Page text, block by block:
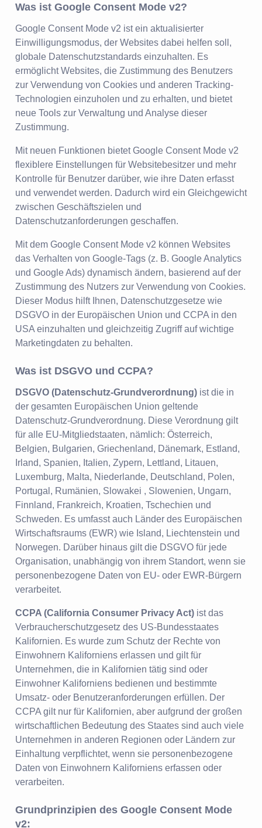
Was ist Google Consent Mode v2?
Google Consent Mode v2 ist ein aktualisierter
Einwilligungsmodus, der Websites dabei helfen soll,
globale Datenschutzstandards einzuhalten. Es
ermöglicht Websites, die Zustimmung des Benutzers
zur Verwendung von Cookies und anderen Tracking-
Technologien einzuholen und zu erhalten, und bietet
neue Tools zur Verwaltung und Analyse dieser
Zustimmung.
Mit neuen Funktionen bietet Google Consent Mode v2
flexiblere Einstellungen für Websitebesitzer und mehr
Kontrolle für Benutzer darüber, wie ihre Daten erfasst
und verwendet werden. Dadurch wird ein Gleichgewicht
zwischen Geschäftszielen und
Datenschutzanforderungen geschaffen.
Mit dem Google Consent Mode v2 können Websites
das Verhalten von Google-Tags (z. B. Google Analytics
und Google Ads) dynamisch ändern, basierend auf der
Zustimmung des Nutzers zur Verwendung von Cookies.
Dieser Modus hilft Ihnen, Datenschutzgesetze wie
DSGVO in der Europäischen Union und CCPA in den
USA einzuhalten und gleichzeitig Zugriff auf wichtige
Marketingdaten zu behalten.
Was ist DSGVO und CCPA?
DSGVO (Datenschutz-Grundverordnung) ist die in
der gesamten Europäischen Union geltende
Datenschutz-Grundverordnung. Diese Verordnung gilt
für alle EU-Mitgliedstaaten, nämlich: Österreich,
Belgien, Bulgarien, Griechenland, Dänemark, Estland,
Irland, Spanien, Italien, Zypern, Lettland, Litauen,
Luxemburg, Malta, Niederlande, Deutschland, Polen,
Portugal, Rumänien, Slowakei , Slowenien, Ungarn,
Finnland, Frankreich, Kroatien, Tschechien und
Schweden. Es umfasst auch Länder des Europäischen
Wirtschaftsraums (EWR) wie Island, Liechtenstein und
Norwegen. Darüber hinaus gilt die DSGVO für jede
Organisation, unabhängig von ihrem Standort, wenn sie
personenbezogene Daten von EU- oder EWR-Bürgern
verarbeitet.
CCPA (California Consumer Privacy Act) ist das
Verbraucherschutzgesetz des US-Bundesstaates
Kalifornien. Es wurde zum Schutz der Rechte von
Einwohnern Kaliforniens erlassen und gilt für
Unternehmen, die in Kalifornien tätig sind oder
Einwohner Kaliforniens bedienen und bestimmte
Umsatz- oder Benutzeranforderungen erfüllen. Der
CCPA gilt nur für Kalifornien, aber aufgrund der großen
wirtschaftlichen Bedeutung des Staates sind auch viele
Unternehmen in anderen Regionen oder Ländern zur
Einhaltung verpflichtet, wenn sie personenbezogene
Daten von Einwohnern Kaliforniens erfassen oder
verarbeiten.
Grundprinzipien des Google Consent Mode
v2: